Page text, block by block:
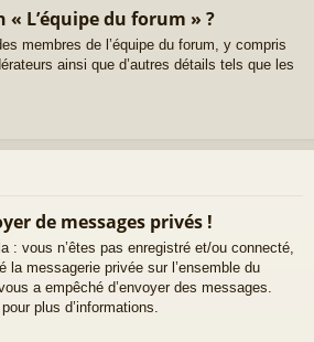
« L’équipe du forum » ?
membres de l’équipe du forum, y compris
ainsi que d’autres détails tels que les
de messages privés !
: vous n’êtes pas enregistré et/ou connecté,
la messagerie privée sur l’ensemble du
a empêché d’envoyer des messages.
plus d’informations.